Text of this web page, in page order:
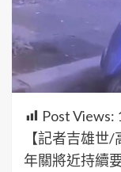
Post Views:
【記者吉雄世
年關將近持續